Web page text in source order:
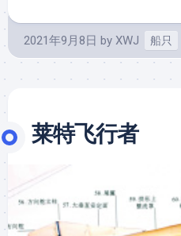
2021年9月8日 by XWJ 船只
莱特飞行者